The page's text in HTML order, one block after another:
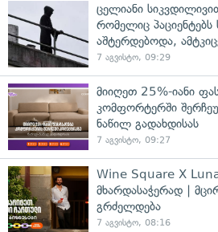
ცელიანი
რომელიც პაციენტებს
აშტერდებოდა,
7 აგვისტო, 09:29
მიიღეთ 25%-იანი
კომფორტერში
ნაწილ გადახდისას
7 აგვისტო, 09:27
Wine Square X
მხარდასაჭერად |
გრძელდება
7 აგვისტო, 08:16